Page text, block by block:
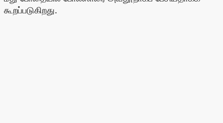
கூறப்படுகிறது.